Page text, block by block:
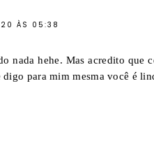
ÀS 05:38
nada hehe. Mas acredito
para mim mesma você é